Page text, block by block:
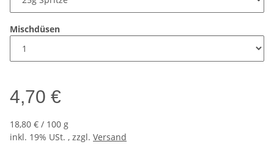
Mischdüsen
4,70 €
18,80 € / 100 g
inkl. 19% USt. , zzgl. Versand